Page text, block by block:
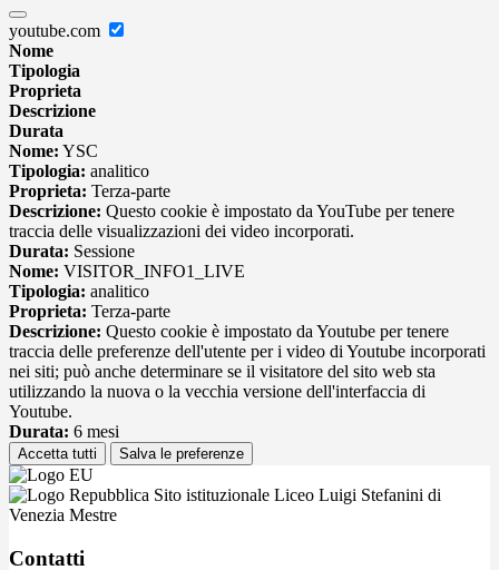
youtube.com
Nome
Tipologia
Proprieta
Descrizione
Durata
Nome: YSC
Tipologia: analitico
Proprieta: Terza-parte
Descrizione: Questo cookie è impostato da YouTube per tenere
traccia delle visualizzazioni dei video incorporati.
Durata: Sessione
Nome: VISITOR_INFO1_LIVE
Tipologia: analitico
Proprieta: Terza-parte
Descrizione: Questo cookie è impostato da Youtube per tenere
traccia delle preferenze dell'utente per i video di Youtube incorporati
nei siti; può anche determinare se il visitatore del sito web sta
utilizzando la nuova o la vecchia versione dell'interfaccia di
Youtube.
Durata: 6 mesi
Accetta tutti Salva le preferenze
Sito istituzionale Liceo Luigi Stefanini di
Venezia Mestre
Contatti